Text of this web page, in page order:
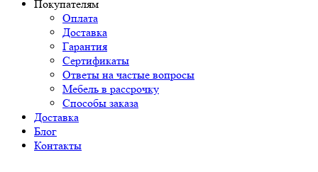
Покупателям
Оплата
Доставка
Гарантия
Сертификаты
Ответы на частые вопросы
Мебель в рассрочку
Способы заказа
Доставка
Блог
Контакты